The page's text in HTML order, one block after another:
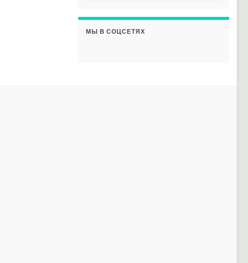
МЫ В СОЦСЕТЯХ